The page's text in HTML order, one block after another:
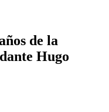
de la
Hugo